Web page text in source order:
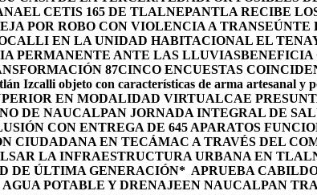
EL CETIS 165 DE TLALNEPANTLA RECIBE
POR ROBO CON VIOLENCIA A
EN LA UNIDAD HABITACIONAL EL
PERMANENTE ANTE LAS LLUVIASBENEFICIA
87CINCO ENCUESTAS
Izcalli objeto con características de arma artesanal y
EN MODALIDAD VIRTUALCAE
DE NAUCALPAN JORNADA INTEGRAL DE
CON ENTREGA DE 645 APARATOS
CIUDADANA EN TECÁMAC A TRAVÉS DEL
LA INFRAESTRUCTURA URBANA EN
DE ÚLTIMA GENERACIÓN* APRUEBA
POTABLE Y DRENAJEEN NAUCALPAN